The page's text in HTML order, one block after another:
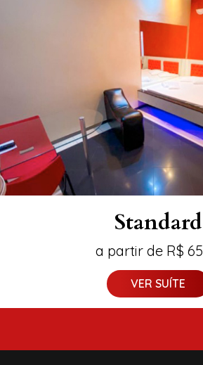
Standard
a partir de R$ 65,00
VER SUÍTE